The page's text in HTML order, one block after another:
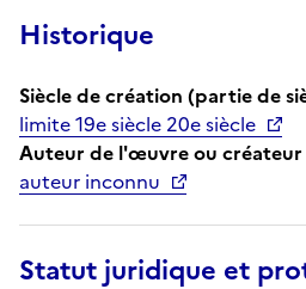
Historique
Siècle de création (partie de
limite 19e siècle 20e siècle
Auteur de l'œuvre ou
auteur inconnu
Statut juridique et